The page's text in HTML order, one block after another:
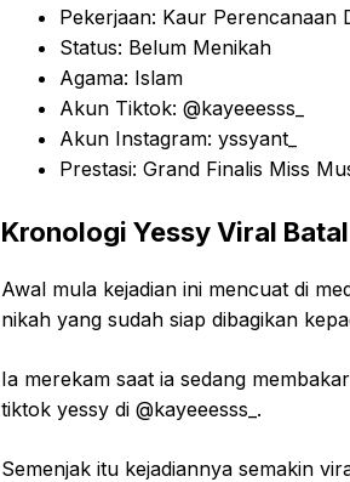
Pekerjaan: Kaur Perencanaan
Status: Belum Menikah
Agama: Islam
Akun Tiktok: @kayeeesss_
Akun Instagram: yssyant_
Prestasi: Grand Finalis Miss
Kronologi Yessy Viral
Awal mula kejadian ini mencuat di
nikah yang sudah siap dibagikan
Ia merekam saat ia sedang
tiktok yessy di @kayeeesss_.
Semenjak itu kejadiannya semakin